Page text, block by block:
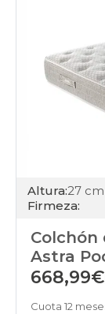
Altura:27 cm
Firmeza:
Colchón
Astra
668,99€
Cuota 12